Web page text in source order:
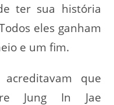
ter sua história
eles ganham
e um fim.
que
Jung In Jae